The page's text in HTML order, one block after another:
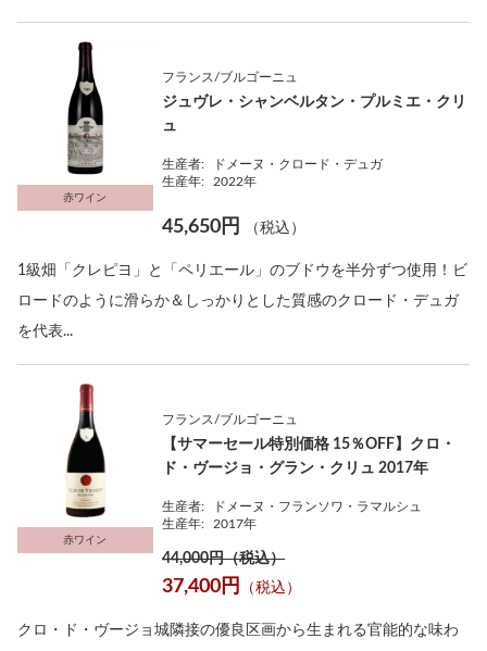
赤ワイン
フランス/ブルゴーニュ
ジュヴレ・シャンベルタン・プルミエ・クリ
ュ
生産者:
ドメーヌ・クロード・デュガ
生産年:
2022年
45,650円 （税込）
1級畑「クレピヨ」と「ペリエール」のブドウを半分ずつ使用！ビ
ロードのように滑らか＆しっかりとした質感のクロード・デュガ
を代表...
赤ワイン
フランス/ブルゴーニュ
【サマーセール特別価格 15％OFF】クロ・
ド・ヴージョ・グラン・クリュ 2017年
生産者:
ドメーヌ・フランソワ・ラマルシュ
生産年:
2017年
44,000円（税込）
37,400円 （税込）
クロ・ド・ヴージョ城隣接の優良区画から生まれる官能的な味わ